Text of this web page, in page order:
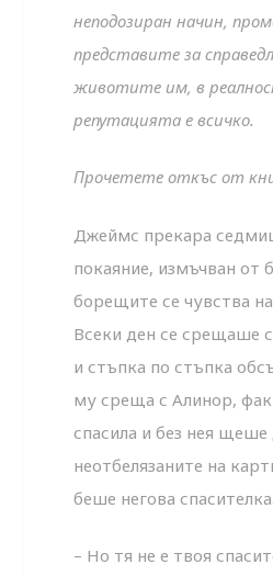
неподозиран начин,
представите за
животите им, в
репутацията е всичко.
Прочетете откъс от
Джеймс прекара
покаяние, измъчван от
борещите се чувства
Всеки ден се срещаше
и стъпка по стъпка
му среща с Алинор,
спасила и без нея щеше
неотбелязаните на
беше негова
– Но тя не е твоя